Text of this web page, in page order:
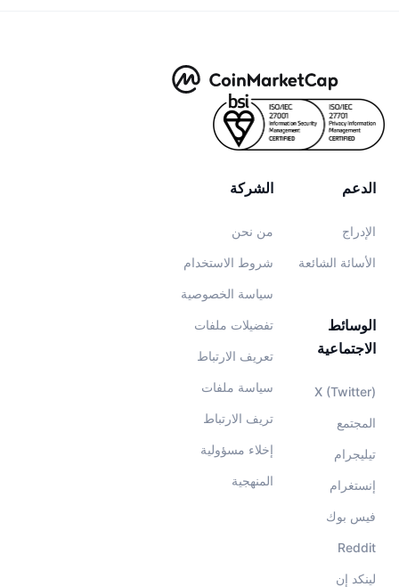
الشركة
من نحن
شروط الاستخدام
سياسة الخصوصية
تفضيلات ملفات
تعريف الارتباط
سياسة ملفات
تريف الارتباط
إخلاء مسؤولية
المنهجية
الدعم
الإدراج
الأسائة الشائعة
الوسائط
الاجتماعية
X (Twitter)
المجتمع
تيليجرام
إنستغرام
فيس بوك
Reddit
لينكد إن